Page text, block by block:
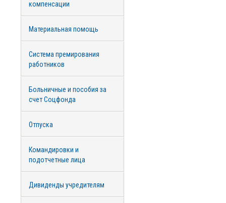
компенсации
Материальная помощь
Система премирования
работников
Больничные и пособия за
счет Соцфонда
Отпуска
Командировки и
подотчетные лица
Дивиденды учредителям